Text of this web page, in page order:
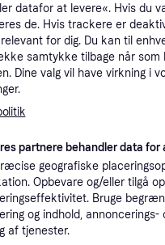
Samsung Galaxy S23 PanzerGlass AntiBacterial Ultra-Wide Fit Skærmbeskyttelsesglas - EasyAligner - Diamond Strength - Gennemsigtig
PanzerGlass® Skærmbeskyttelse Samsung Galaxy S23 | Ultra-Wide Fit m. EasyAligner
datafor at levere«. Hvis du
de. Hvis trackere er
for dig. Du kan til
samtykke tilbage når som
Dine valg vil have virkning i
partnere behandler data for
geografiske
Opbevare og/eller tilgå
Bruge
og indhold,
af tjenester.